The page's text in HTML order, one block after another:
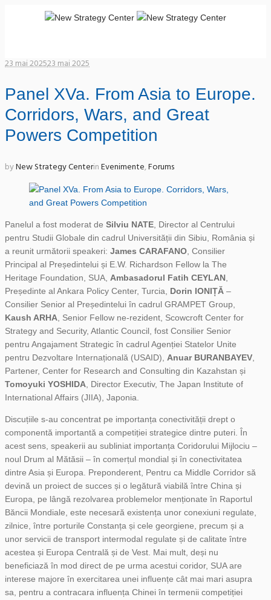
23 mai 202523 mai 2025
Panel XVa. From Asia to Europe.
Corridors, Wars, and Great
Powers Competition
byNew Strategy CenterinEvenimente,Forums
Panelul a fost moderat de Silviu NATE, Director al Centrului
pentru Studii Globale din cadrul Universității din Sibiu, România și
a reunit următorii speakeri: James CARAFANO, Consilier
Principal al Președintelui și E.W. Richardson Fellow la The
Heritage Foundation, SUA, Ambasadorul Fatih CEYLAN,
Președinte al Ankara Policy Center, Turcia, Dorin IONIȚĂ –
Consilier Senior al Președintelui în cadrul GRAMPET Group,
Kaush ARHA, Senior Fellow ne-rezident, Scowcroft Center for
Strategy and Security, Atlantic Council, fost Consilier Senior
pentru Angajament Strategic în cadrul Agenției Statelor Unite
pentru Dezvoltare Internațională (USAID), Anuar BURANBAYEV,
Partener, Center for Research and Consulting din Kazahstan și
Tomoyuki YOSHIDA, Director Executiv, The Japan Institute of
International Affairs (JIIA), Japonia.
Discuțiile s-au concentrat pe importanța conectivității drept o
componentă importantă a competiției strategice dintre puteri. În
acest sens, speakerii au subliniat importanța Coridorului Mijlociu –
noul Drum al Mătăsii – în comerțul mondial și în conectivitatea
dintre Asia și Europa. Preponderent, Pentru ca Middle Corridor să
devină un proiect de succes și o legătură viabilă între China și
Europa, pe lângă rezolvarea problemelor menționate în Raportul
Băncii Mondiale, este necesară existența unor conexiuni regulate,
zilnice, între porturile Constanța și cele georgiene, precum și a
unor servicii de transport intermodal regulate și de calitate între
acestea și Europa Centrală și de Vest. Mai mult, deși nu
beneficiază în mod direct de pe urma acestui coridor, SUA are
interese majore în exercitarea unei influențe cât mai mari asupra
sa, pentru a contracara influența Chinei în termenii competiției